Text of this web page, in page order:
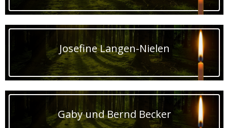
Josefine Langen-Nielen
Gaby und Bernd Becker